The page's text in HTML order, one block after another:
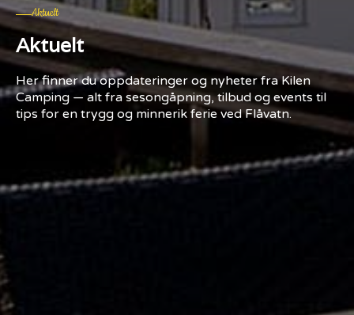
Aktuelt
Aktuelt
Her finner du oppdateringer og nyheter fra Kilen
Camping — alt fra sesongåpning, tilbud og events til
tips for en trygg og minnerik ferie ved Flåvatn.